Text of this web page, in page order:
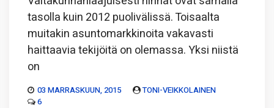
tasolla kuin 2012 puolivälissä. Toisaalta
muitakin asuntomarkkinoita vakavasti
haittaavia tekijöitä on olemassa. Yksi niistä
on
03 MARRASKUUN, 2015
TONI-VEIKKOLAINEN
6